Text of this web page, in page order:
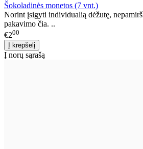
Šokoladinės monetos (7 vnt.)
Norint įsigyti individualią dėžutę,
pakavimo čia. ..
€200
Į norų sąrašą